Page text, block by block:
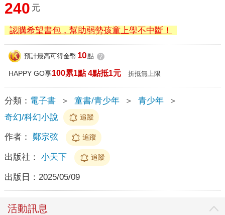
240 元
認購希望書包，幫助弱勢孩童上學不中斷！
預計最高可得金幣 10點 ?
HAPPY GO享100累1點 4點抵1元 折抵無上限
分類： 電子書 ＞ 童書/青少年 ＞ 青少年
＞
奇幻/科幻小說
追蹤
作者： 鄭宗弦 追蹤
出版社： 小天下 追蹤
出版日： 2025/05/09
活動訊息